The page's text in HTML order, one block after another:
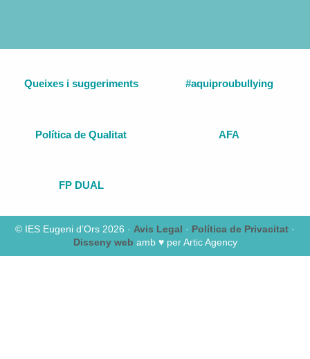
Queixes i suggeriments #aquiproubullying
Política de Qualitat AFA
FP DUAL
© IES Eugeni d’Ors 2026 · Avis Legal · Política de Privacitat ·
Disseny web amb ♥️ per Artic Agency